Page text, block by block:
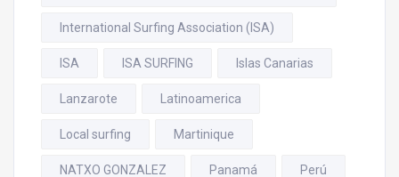
International Surfing Association (ISA)
ISA ISA SURFING Islas Canarias
Lanzarote Latinoamerica
Local surfing Martinique
NATXO GONZALEZ Panamá Perú